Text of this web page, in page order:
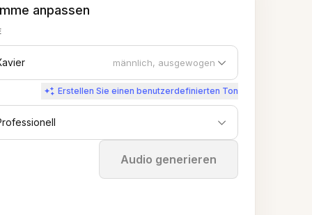
anpassen
männlich, ausgewogen
Erstellen Sie einen benutzerdefinierten Ton
Audio generieren
Stoppen